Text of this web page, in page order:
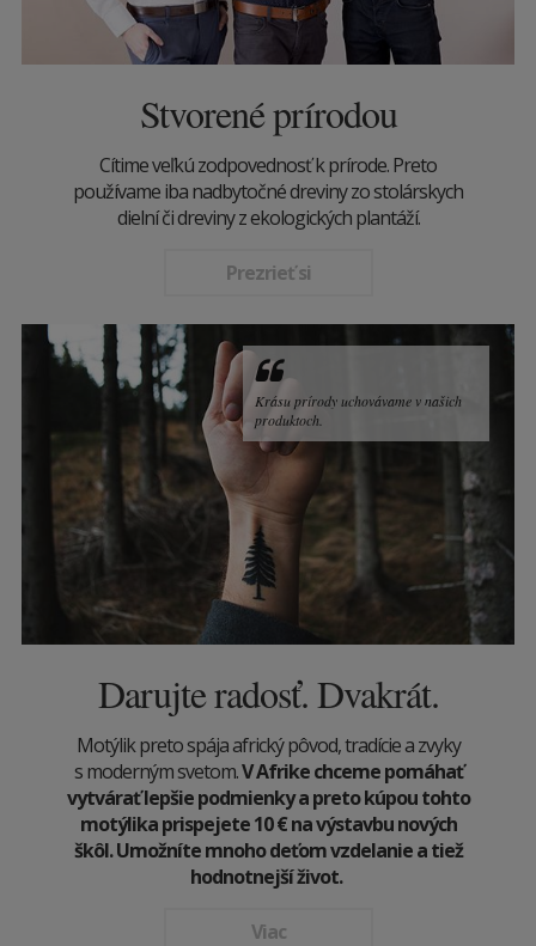
Stvorené prírodou
Cítime veľkú zodpovednosť k prírode. Preto
používame iba nadbytočné dreviny zo stolárskych
dielní či dreviny z ekologických plantáží.
Prezrieť si
Krásu prírody uchovávame v našich
produktoch.
Darujte radosť. Dvakrát.
Motýlik preto spája africký pôvod, tradície a zvyky
s moderným svetom.V Afrike chceme pomáhať
vytvárať lepšie podmienky a preto kúpou tohto
motýlika prispejete 10€na výstavbu nových
škôl. Umožníte mnoho deťom vzdelanie a tiež
hodnotnejší život.
Viac